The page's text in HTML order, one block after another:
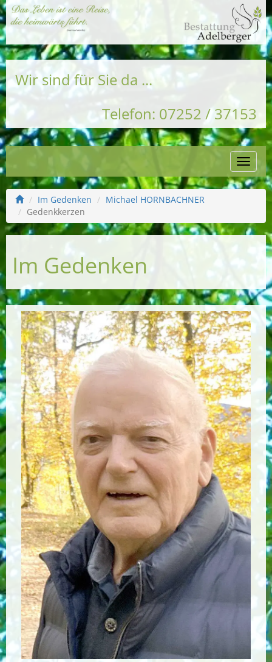
Wir sind für Sie da ...
Telefon: 07252 / 37153
Im Gedenken
Michael HORNBACHNER
Gedenkkerzen
Im Gedenken